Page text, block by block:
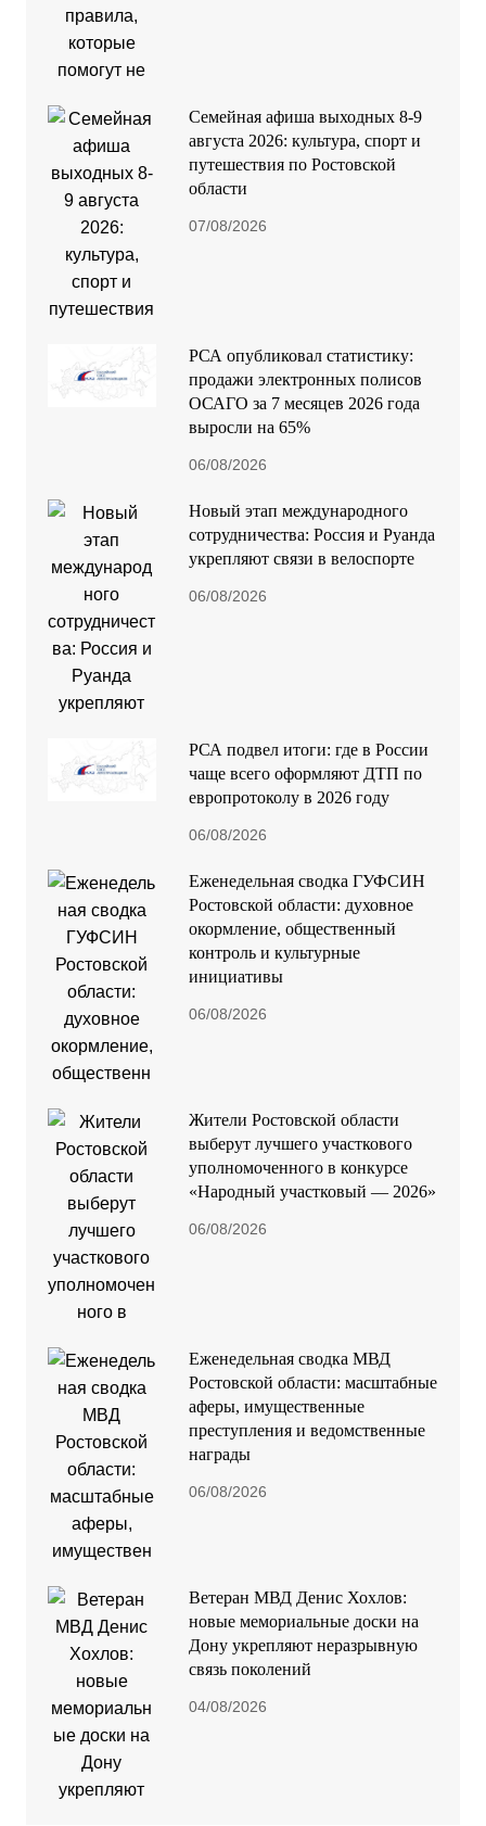
Семейная афиша выходных 8-9
августа 2026: культура, спорт и
путешествия по Ростовской
области
07/08/2026
РСА опубликовал статистику:
продажи электронных полисов
ОСАГО за 7 месяцев 2026 года
выросли на 65%
06/08/2026
Новый этап международного
сотрудничества: Россия и Руанда
укрепляют связи в велоспорте
06/08/2026
РСА подвел итоги: где в России
чаще всего оформляют ДТП по
европротоколу в 2026 году
06/08/2026
Еженедельная сводка ГУФСИН
Ростовской области: духовное
окормление, общественный
контроль и культурные
инициативы
06/08/2026
Жители Ростовской области
выберут лучшего участкового
уполномоченного в конкурсе
«Народный участковый — 2026»
06/08/2026
Еженедельная сводка МВД
Ростовской области: масштабные
аферы, имущественные
преступления и ведомственные
награды
06/08/2026
Ветеран МВД Денис Хохлов:
новые мемориальные доски на
Дону укрепляют неразрывную
связь поколений
04/08/2026